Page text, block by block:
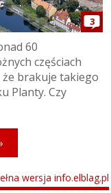
3
60
częściach
że brakuje takiego
Planty. Czy
wersja info.elblag.pl